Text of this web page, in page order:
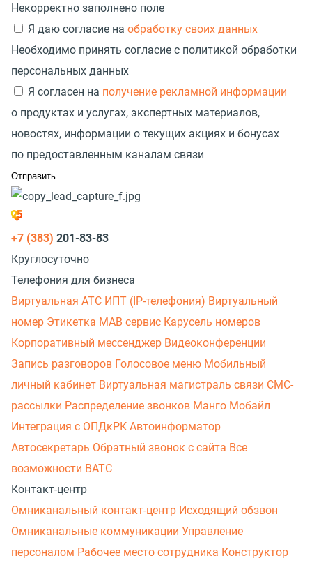
Некорректно заполнено поле
Я даю согласие на обработку своих данных
Необходимо принять согласие с политикой обработки
персональных данных
Я согласен на получение рекламной информации
о продуктах и услугах, экспертных материалов,
новостях, информации о текущих акциях и бонусах
по предоставленным каналам связи
+7 (383) 201-83-83
Круглосуточно
Телефония для бизнеса
Виртуальная АТС ИПТ (IP-телефония) Виртуальный
номер Этикетка МАВ сервис Карусель номеров
Корпоративный мессенджер Видеоконференции
Запись разговоров Голосовое меню Мобильный
личный кабинет Виртуальная магистраль связи СМС-
рассылки Распределение звонков Манго Мобайл
Интеграция с ОПДкРК Автоинформатор
Автосекретарь Обратный звонок с сайта Все
возможности ВАТС
Контакт-центр
Омниканальный контакт-центр Исходящий обзвон
Омниканальные коммуникации Управление
персоналом Рабочее место сотрудника Конструктор